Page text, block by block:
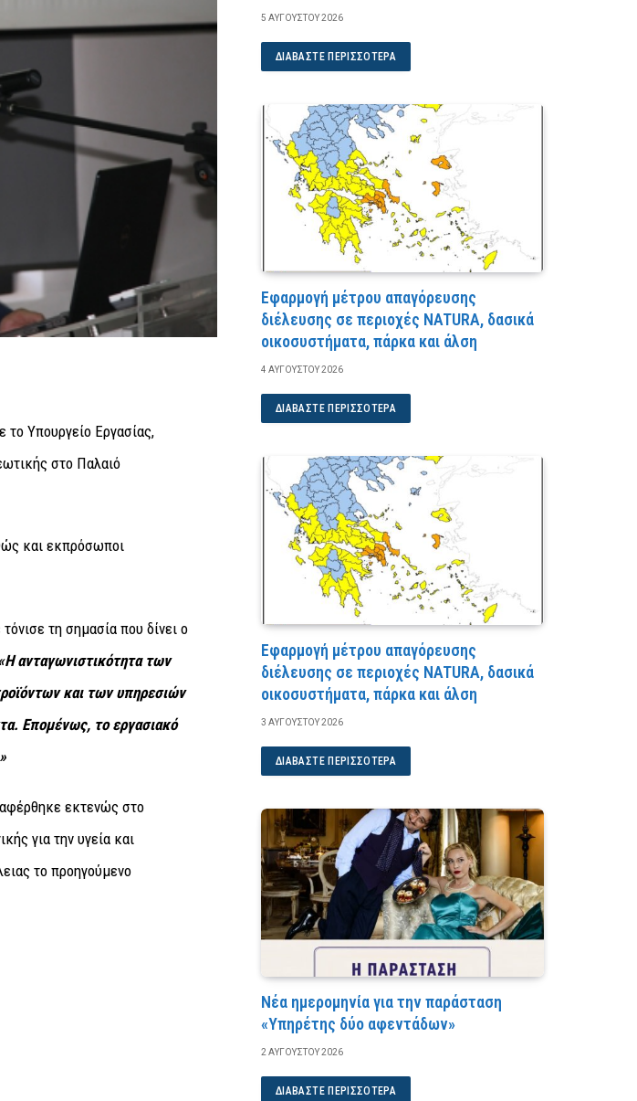
το Υπουργείο Εργασίας,
στο Παλαιό
και εκπρόσωποι
τη σημασία που δίνει ο
ανταγωνιστικότητα των
και των υπηρεσιών
Επομένως, το εργασιακό
εκτενώς στο
για την υγεία και
το προηγούμενο
5 ΑΥΓΟΎΣΤΟΥ 2026
ΔΙΑΒΆΣΤΕ ΠΕΡΙΣΣΌΤΕΡΑ
Εφαρμογή μέτρου απαγόρευσης
διέλευσης σε περιοχές NATURA, δασικά
οικοσυστήματα, πάρκα και άλση
4 ΑΥΓΟΎΣΤΟΥ 2026
ΔΙΑΒΆΣΤΕ ΠΕΡΙΣΣΌΤΕΡΑ
Εφαρμογή μέτρου απαγόρευσης
διέλευσης σε περιοχές NATURA, δασικά
οικοσυστήματα, πάρκα και άλση
3 ΑΥΓΟΎΣΤΟΥ 2026
ΔΙΑΒΆΣΤΕ ΠΕΡΙΣΣΌΤΕΡΑ
Νέα ημερομηνία για την παράσταση
«Υπηρέτης δύο αφεντάδων»
2 ΑΥΓΟΎΣΤΟΥ 2026
ΔΙΑΒΆΣΤΕ ΠΕΡΙΣΣΌΤΕΡΑ